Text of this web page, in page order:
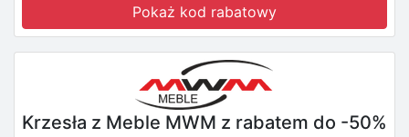
Pokaż kod rabatowy
Krzesła z Meble MWM z rabatem do -50%